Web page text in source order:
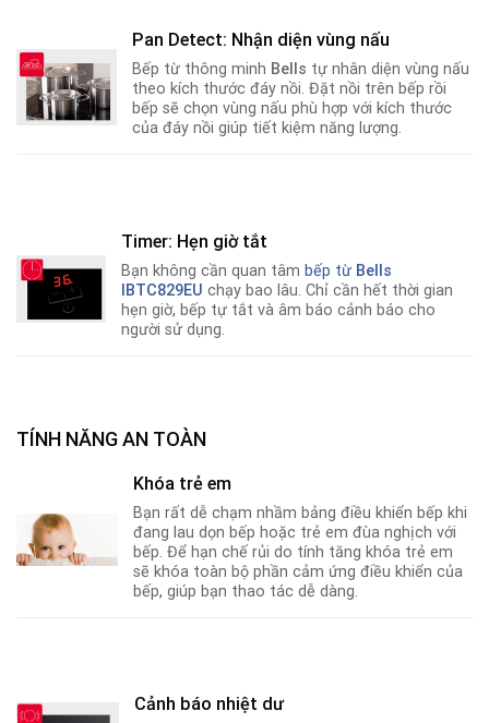
Pan Detect: Nhận diện vùng nấu
Bếp từ thông minh Bells tự nhân diện vùng nấu
theo kích thước đáy nồi. Đặt nồi trên bếp rồi
bếp sẽ chọn vùng nấu phù hợp với kích thước
của đáy nồi giúp tiết kiệm năng lượng.
Timer: Hẹn giờ tắt
Bạn không cần quan tâm bếp từ Bells
IBTC829EU chạy bao lâu. Chỉ cần hết thời gian
hẹn giờ, bếp tự tắt và âm báo cảnh báo cho
người sử dụng.
TÍNH NĂNG AN TOÀN
Khóa trẻ em
Bạn rất dễ chạm nhầm bảng điều khiển bếp khi
đang lau dọn bếp hoặc trẻ em đùa nghịch với
bếp. Để hạn chế rủi do tính tăng khóa trẻ em
sẽ khóa toàn bộ phần cảm ứng điều khiển của
bếp, giúp bạn thao tác dễ dàng.
Cảnh báo nhiệt dư